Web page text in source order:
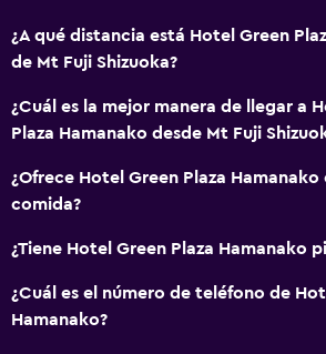
Accesibilidad y adecuación
Habitaciones para no fumadores
Ascensor
Tienda de regalos
General
¿A qué distancia está Hotel Green
de Mt Fuji Shizuoka?
¿Cuál es la mejor manera de llegar a
Plaza Hamanako desde Mt Fuji
¿Ofrece Hotel Green Plaza
comida?
¿Tiene Hotel Green Plaza Hamanako
¿Cuál es el número de teléfono de
Hamanako?